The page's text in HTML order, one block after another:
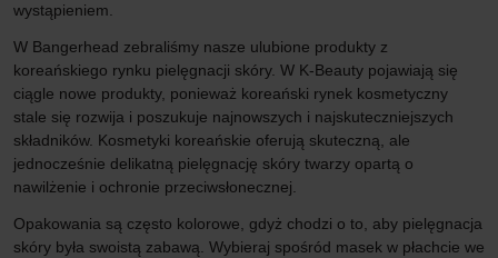
wystąpieniem.
W Bangerhead zebraliśmy nasze ulubione produkty z
koreańskiego rynku pielęgnacji skóry. W K-Beauty pojawiają się
ciągle nowe produkty, ponieważ koreański rynek kosmetyczny
stale się rozwija i poszukuje najnowszych i najskuteczniejszych
składników. Kosmetyki koreańskie oferują skuteczną, ale
jednocześnie delikatną pielęgnację skóry twarzy opartą o
nawilżenie i ochronie przeciwsłonecznej.
Opakowania są często kolorowe, gdyż chodzi o to, aby pielęgnacja
skóry była swoistą zabawą. Wybieraj spośród masek w płachcie we